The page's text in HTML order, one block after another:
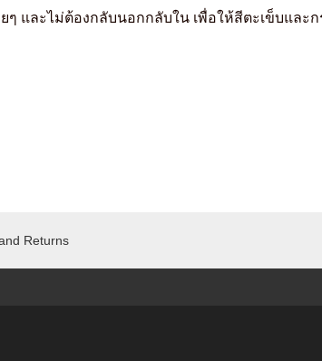
และไม่ต้องกลับนอกกลับใน เพื่อให้สีตะเข็บและก
Returns